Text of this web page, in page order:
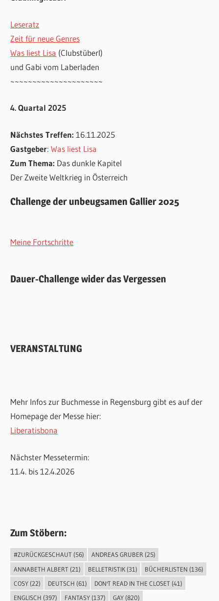
Leseratz
Zeit für neue Genres
Was liest Lisa (Clubstüberl)
und Gabi vom Laberladen
~~~~~~~~~~~~~~~~~~~~~
4. Quartal 2025
Nächstes Treffen:16.11.2025
Gastgeber:Was liest Lisa
Zum Thema: Das dunkle Kapitel
Der Zweite Weltkrieg in Österreich
Challenge der unbeugsamen Gallier 2025
Meine Fortschritte
Dauer-Challenge wider das Vergessen
VERANSTALTUNG
Mehr Infos zur Buchmesse in Regensburg gibt es auf der
Homepage der Messe hier:
Liberatisbona
Nächster Messetermin:
11.4. bis 12.4.2026
Zum Stöbern:
#ZURÜCKGESCHAUT(56) ANDREAS GRUBER(25)
ANNABETH ALBERT(21) BELLETRISTIK(31) BÜCHERLISTEN (136)
COSY(22) DEUTSCH (61) DON'T READ IN THE CLOSET(41)
ENGLISCH (397) FANTASY(137) GAY(820)